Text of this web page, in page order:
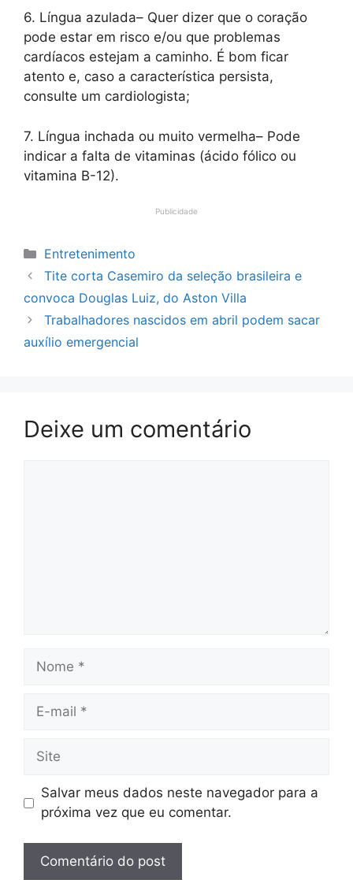
6. Língua azulada– Quer dizer que o coração
pode estar em risco e/ou que problemas
cardíacos estejam a caminho. É bom ficar
atento e, caso a característica persista,
consulte um cardiologista;
7. Língua inchada ou muito vermelha– Pode
indicar a falta de vitaminas (ácido fólico ou
vitamina B-12).
Publicidade
Categorias
Entretenimento
Tite corta Casemiro da seleção brasileira e
convoca Douglas Luiz, do Aston Villa
Trabalhadores nascidos em abril podem sacar
auxílio emergencial
Deixe um comentário
Nome
Site
Salvar meus dados neste navegador para a
próxima vez que eu comentar.